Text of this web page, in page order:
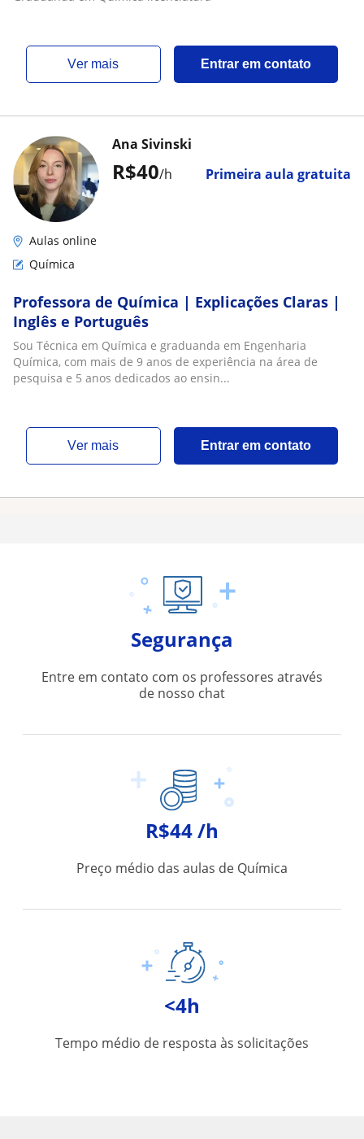
ver mais Entrar em contato
R$40/h Primeira aula gratuita
Ana Sivinski
Aulas online
Química
Professora de Química | Explicações Claras |
Inglês e Português
Sou Técnica em Química e graduanda em Engenharia
Química, com mais de 9 anos de experiência na área de
pesquisa e 5 anos dedicados ao ensin...
ver mais Entrar em contato
Segurança
Entre em contato com os professores através
de nosso chat
R$44 /h
Preço médio das aulas de Química
<4h
Tempo médio de resposta às solicitações